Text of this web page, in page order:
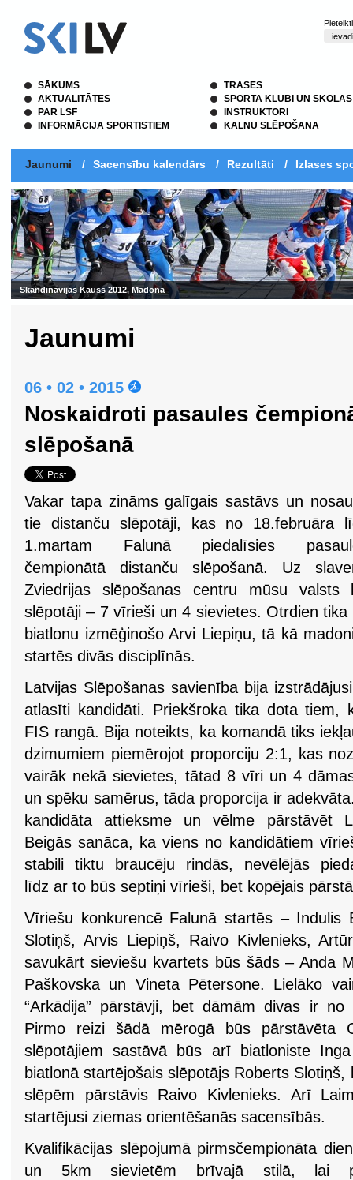
SĀKUMS
AKTUALITĀTES
PAR LSF
INFORMĀCIJA SPORTISTIEM
TRASES
SPORTA KLUBI UN SKOLAS
INSTRUKTORI
KALNU SLĒPOŠANA
Jaunumi / Sacensību kalendārs / Rezultāti / Izlases
Jaunumi
06 • 02 • 2015
Noskaidroti pasaules
slēpošanā
Vakar tapa zināms galīgais sastāvs un
tie distanču slēpotāji, kas no 18.februāra
1.martam Falunā piedalīsies
čempionātā distanču slēpošanā. Uz
Zviedrijas slēpošanas centru mūsu
slēpotāji – 7 vīrieši un 4 sievietes. Otrdien
biatlonu izmēģinošo Arvi Liepiņu, tā kā
startēs divās disciplīnās.
Latvijas Slēpošanas savienība bija
atlasīti kandidāti. Priekšroka tika dota tiem,
FIS rangā. Bija noteikts, ka komandā tiks
dzimumiem piemērojot proporciju 2:1, kas
vairāk nekā sievietes, tātad 8 vīri un 4
un spēku samērus, tāda proporcija ir
kandidāta attieksme un vēlme pārstāvēt
Beigās sanāca, ka viens no kandidātiem
stabili tiktu braucēju rindās, nevēlējās
līdz ar to būs septiņi vīrieši, bet kopējais
Vīriešu konkurencē Falunā startēs – Indulis
Slotiņš, Arvis Liepiņš, Raivo Kivlenieks,
savukārt sieviešu kvartets būs šāds – Anda
Paškovska un Vineta Pētersone. Lielāko
“Arkādija” pārstāvji, bet dāmām divas ir
Pirmo reizi šādā mērogā būs pārstāvēta
slēpotājiem sastāvā būs arī biatloniste
biatlonā startējošais slēpotājs Roberts
slēpēm pārstāvis Raivo Kivlenieks. Arī
startējusi ziemas orientēšanās sacensībās.
Kvalifikācijas slēpojumā pirmsčempionāta
un 5km sievietēm brīvajā stilā, lai